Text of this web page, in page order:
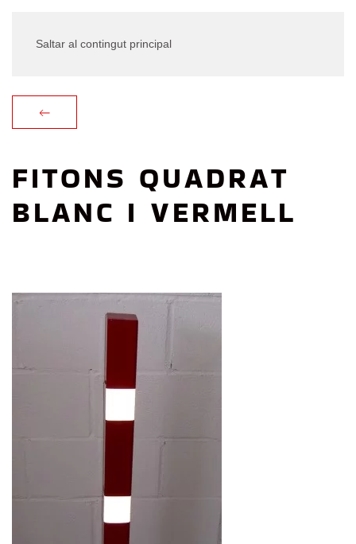
Saltar al contingut principal
FITONS QUADRAT
BLANC I VERMELL